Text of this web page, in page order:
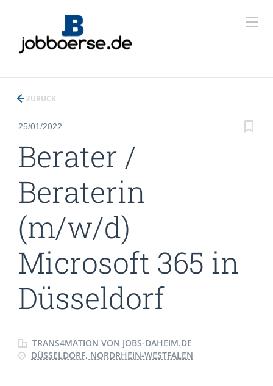
ZURÜCK
25/01/2022
Berater /
Beraterin
(m/w/d)
Microsoft 365 in
Düsseldorf
TRANS4MATION VON JOBS-DAHEIM.DE
DÜSSELDORF, NORDRHEIN-WESTFALEN